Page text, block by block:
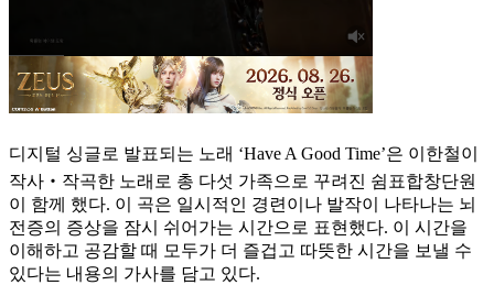
디지털 싱글로 발표되는 노래 ‘Have A Good Time’은 이한철이
작사‧작곡한 노래로 총 다섯 가족으로 꾸려진 쉼표합창단원
이 함께 했다. 이 곡은 일시적인 경련이나 발작이 나타나는 뇌
전증의 증상을 잠시 쉬어가는 시간으로 표현했다. 이 시간을
이해하고 공감할 때 모두가 더 즐겁고 따뜻한 시간을 보낼 수
있다는 내용의 가사를 담고 있다.